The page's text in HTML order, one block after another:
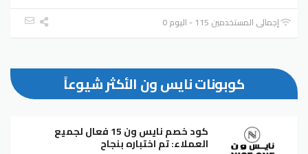
إجمالي المستخدمين 115 - اليوم 0
كوبونات نايس ون الأكثر شيوعاً
كود خصم نايس ون 15 فعال لجميع
العملاء: تم اختباره بنجاح